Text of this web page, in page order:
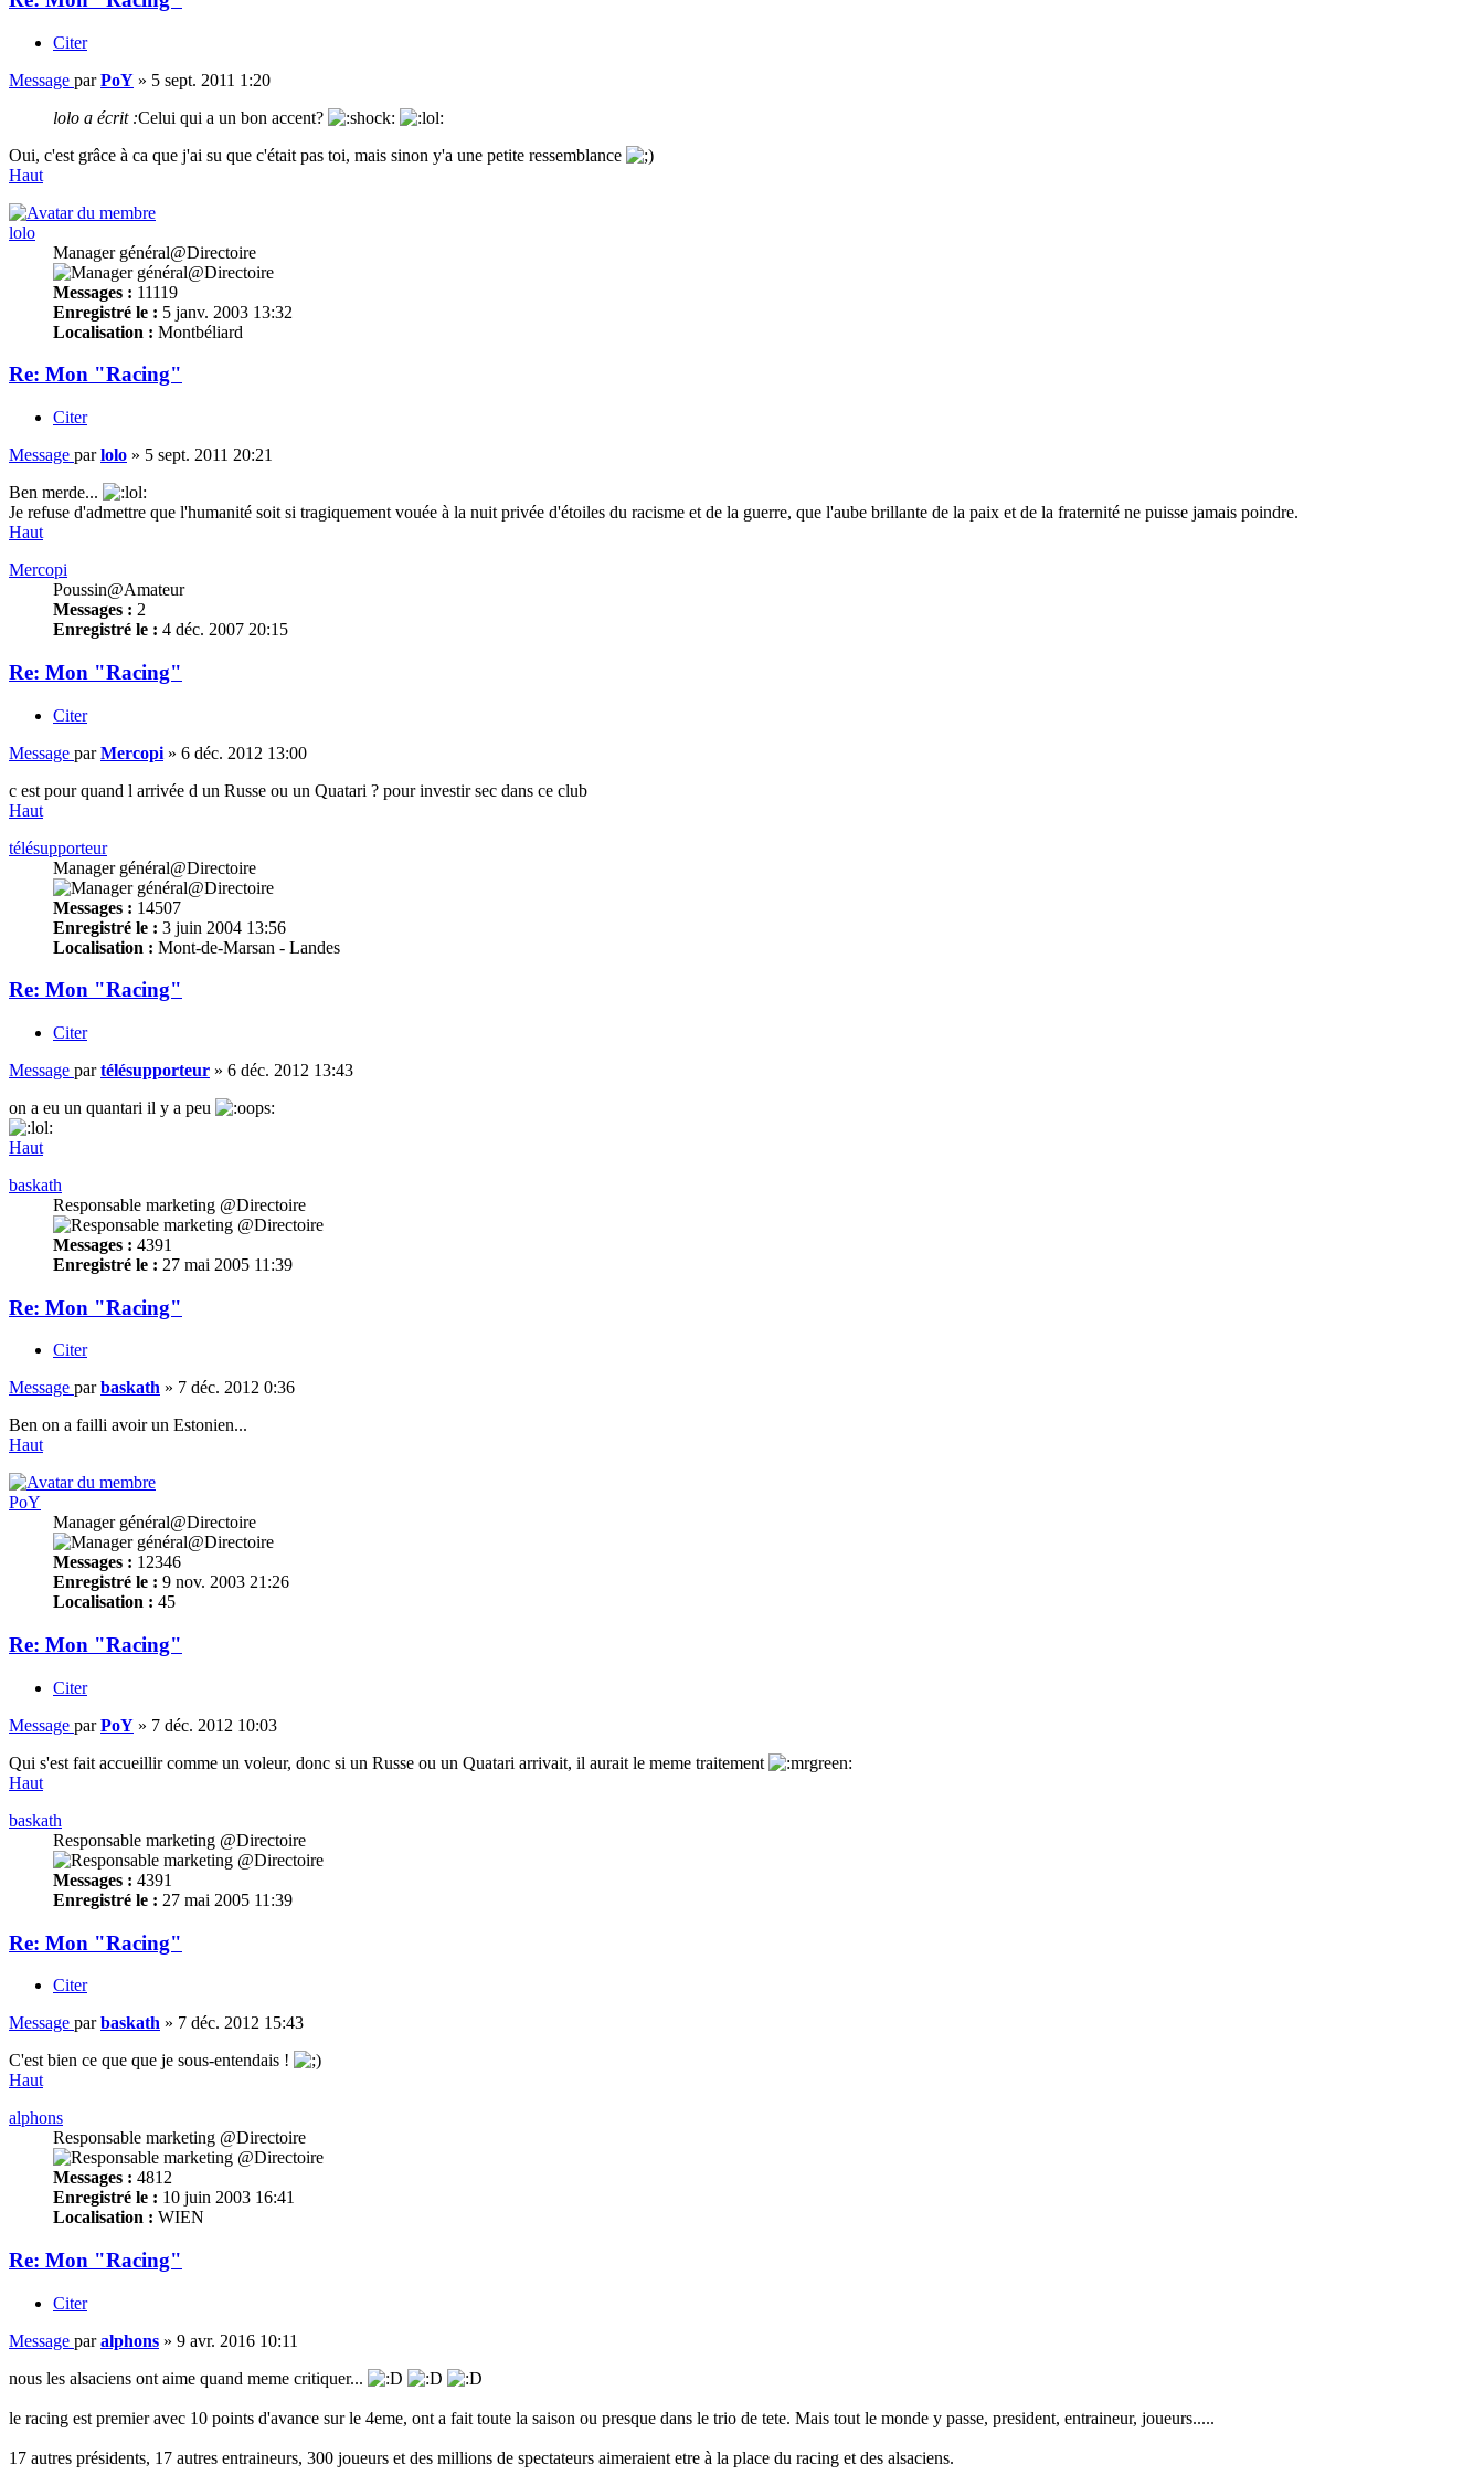
Citer
Message parPoY » 5 sept. 2011 1:20
lolo a écrit :Celui qui a un bon accent?
Oui, c'est grâce à ca que j'ai su que c'était pas toi, mais sinon y'a une petite ressemblance
Haut
lolo
Manager général@Directoire
Messages : 11119
Enregistré le : 5 janv. 2003 13:32
Localisation : Montbéliard
Re: Mon "Racing"
Citer
Message parlolo » 5 sept. 2011 20:21
Ben merde...
Je refuse d'admettre que l'humanité soit si tragiquement vouée à la nuit privée d'étoiles du racisme et de la guerre, que l'aube brillante de la paix et de la fraternité ne puisse jamais poindre.
Haut
Mercopi
Poussin@Amateur
Messages : 2
Enregistré le : 4 déc. 2007 20:15
Re: Mon "Racing"
Citer
Message parMercopi » 6 déc. 2012 13:00
c est pour quand l arrivée d un Russe ou un Quatari ? pour investir sec dans ce club
Haut
télésupporteur
Manager général@Directoire
Messages : 14507
Enregistré le : 3 juin 2004 13:56
Localisation : Mont-de-Marsan - Landes
Re: Mon "Racing"
Citer
Message partélésupporteur » 6 déc. 2012 13:43
on a eu un quantari il y a peu
Haut
baskath
Responsable marketing @Directoire
Messages : 4391
Enregistré le : 27 mai 2005 11:39
Re: Mon "Racing"
Citer
Message parbaskath » 7 déc. 2012 0:36
Ben on a failli avoir un Estonien...
Haut
PoY
Manager général@Directoire
Messages : 12346
Enregistré le : 9 nov. 2003 21:26
Localisation : 45
Re: Mon "Racing"
Citer
Message parPoY » 7 déc. 2012 10:03
Qui s'est fait accueillir comme un voleur, donc si un Russe ou un Quatari arrivait, il aurait le meme traitement
Haut
baskath
Responsable marketing @Directoire
Messages : 4391
Enregistré le : 27 mai 2005 11:39
Re: Mon "Racing"
Citer
Message parbaskath » 7 déc. 2012 15:43
C'est bien ce que que je sous-entendais !
Haut
alphons
Responsable marketing @Directoire
Messages : 4812
Enregistré le : 10 juin 2003 16:41
Localisation : WIEN
Re: Mon "Racing"
Citer
Message paralphons » 9 avr. 2016 10:11
nous les alsaciens ont aime quand meme critiquer...
le racing est premier avec 10 points d'avance sur le 4eme, ont a fait toute la saison ou presque dans le trio de tete. Mais tout le monde y passe, president, entraineur, joueurs.....
17 autres présidents, 17 autres entraineurs, 300 joueurs et des millions de spectateurs aimeraient etre à la place du racing et des alsaciens.